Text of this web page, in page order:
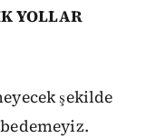
YOLLAR
şekilde